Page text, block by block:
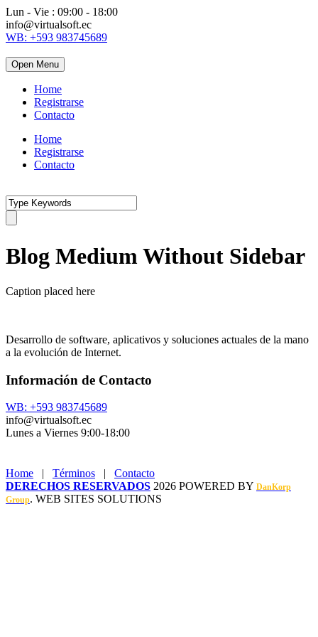
Lun - Vie : 09:00 - 18:00
info@virtualsoft.ec
WB: +593 983745689
Open Menu
Home
Registrarse
Contacto
Home
Registrarse
Contacto
Blog Medium Without Sidebar
Caption placed here
Desarrollo de software, aplicativos y soluciones actuales de la mano
a la evolución de Internet.
Información de Contacto
WB: +593 983745689
info@virtualsoft.ec
Lunes a Viernes 9:00-18:00
Home | Términos |
Contacto
DERECHOS RESERVADOS 2026 POWERED BY DanKorp
Group. WEB SITES SOLUTIONS